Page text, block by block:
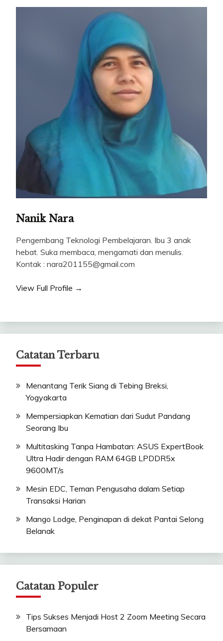
Nanik Nara
Pengembang Teknologi Pembelajaran. Ibu 3 anak
hebat. Suka membaca, mengamati dan menulis.
Kontak : nara201155@gmail.com
View Full Profile →
Catatan Terbaru
Menantang Terik Siang di Tebing Breksi,
Yogyakarta
Mempersiapkan Kematian dari Sudut Pandang
Seorang Ibu
Multitasking Tanpa Hambatan: ASUS ExpertBook
Ultra Hadir dengan RAM 64GB LPDDR5x
9600MT/s
Mesin EDC, Teman Pengusaha dalam Setiap
Transaksi Harian
Mango Lodge, Penginapan di dekat Pantai Selong
Belanak
Catatan Populer
Tips Sukses Menjadi Host 2 Zoom Meeting Secara
Bersamaan